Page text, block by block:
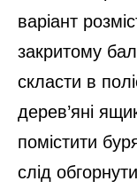
варіант
закритому
скласти в
дерев’яні
помістити
слід